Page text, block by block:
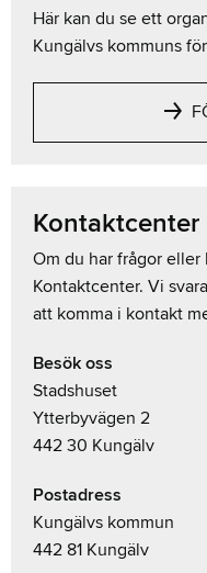
Här kan du se ett
Kungälvs kommuns
Kontaktcenter
Om du har frågor
Kontaktcenter. Vi
att komma i kontakt
Besök oss
Stadshuset
Ytterbyvägen 2
442 30 Kungälv
Postadress
Kungälvs kommun
442 81 Kungälv